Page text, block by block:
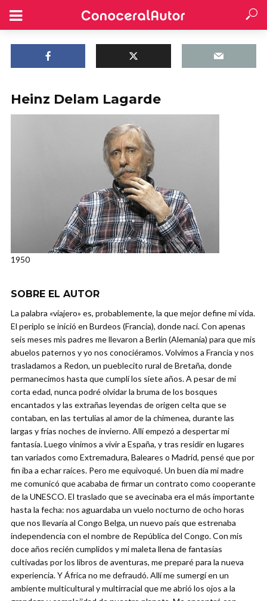
Heinz Delam Lagarde
1950
SOBRE EL AUTOR
La palabra «viajero» es, probablemente, la que mejor define mi vida.
El periplo se inició en Burdeos (Francia), donde nací. Con apenas
seis meses mis padres me llevaron a Berlín (Alemania) para que mis
abuelos paternos y yo nos conociéramos. Volvimos a Francia y nos
trasladamos a Redon, un pueblecito rural de Bretaña, donde
permanecimos hasta que cumplí los siete años. A pesar de mi
corta edad, nunca podré olvidar la bruma de los bosques
encantados y las extrañas leyendas de origen celta que se
contaban, en las tertulias al amor de la chimenea, durante las
largas y frías noches de invierno. Allí empezó a despertar mi
fantasía. Luego vinimos a vivir a España, y tras residir en lugares
tan variados como Extremadura, Baleares o Madrid, pensé que por
fin iba a echar raíces. Pero me equivoqué. Un buen día mi madre
me comunicó que acababa de firmar un contrato como cooperante
de la UNESCO. El traslado que se avecinaba era el más importante
hasta la fecha: nos aguardaba un vuelo nocturno de ocho horas
que nos llevaría al Congo Belga, un nuevo país que estrenaba
independencia con el nombre de República del Congo. Con mis
doce años recién cumplidos y mi maleta llena de fantasías
cultivadas por los libros de aventuras, me preparé para la nueva
experiencia. Y África no me defraudó. Allí me sumergí en un
ambiente multicultural y multirracial que me abrió los ojos a la